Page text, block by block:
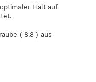
Halt auf
( 8.8 ) aus